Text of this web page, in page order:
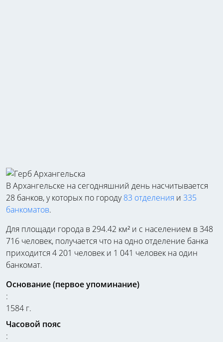
В Архангельске на сегодняшний день насчитывается
28 банков, у которых по городу83 отделения и 335
банкоматов.
Для площади города в 294.42 км² и с населением в 348
716 человек, получается что на одно отделение банка
приходится 4 201 человек и 1 041 человек на один
банкомат.
Основание (первое упоминание)
:
1584 г.
Часовой пояс
: